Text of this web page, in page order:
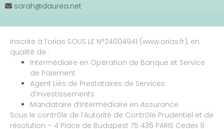
sarah@daurea.net
Inscrite à l’orias SOUS LE N°24004941 (www.orias.fr), en
qualité de :
Intermédiaire en Opération de Banque et Service
de Paiement
Agent Liés de Prestataires de Services
d’Investissements
Mandataire d’Intermédiaire en Assurance
Sous le contrôle de l’Autorité de Contrôle Prudentiel et de
résolution – 4 Place de Budapest 75 436 PARIS Cedex 9